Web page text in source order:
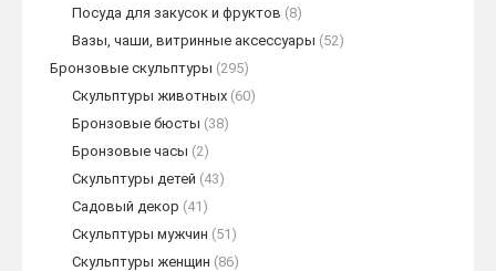
Посуда для закусок и фруктов (8)
Вазы, чаши, витринные аксессуары (52)
Бронзовые скульптуры (295)
Скульптуры животных (60)
Бронзовые бюсты (38)
Бронзовые часы (2)
Скульптуры детей (43)
Садовый декор (41)
Скульптуры мужчин (51)
Скульптуры женщин (86)